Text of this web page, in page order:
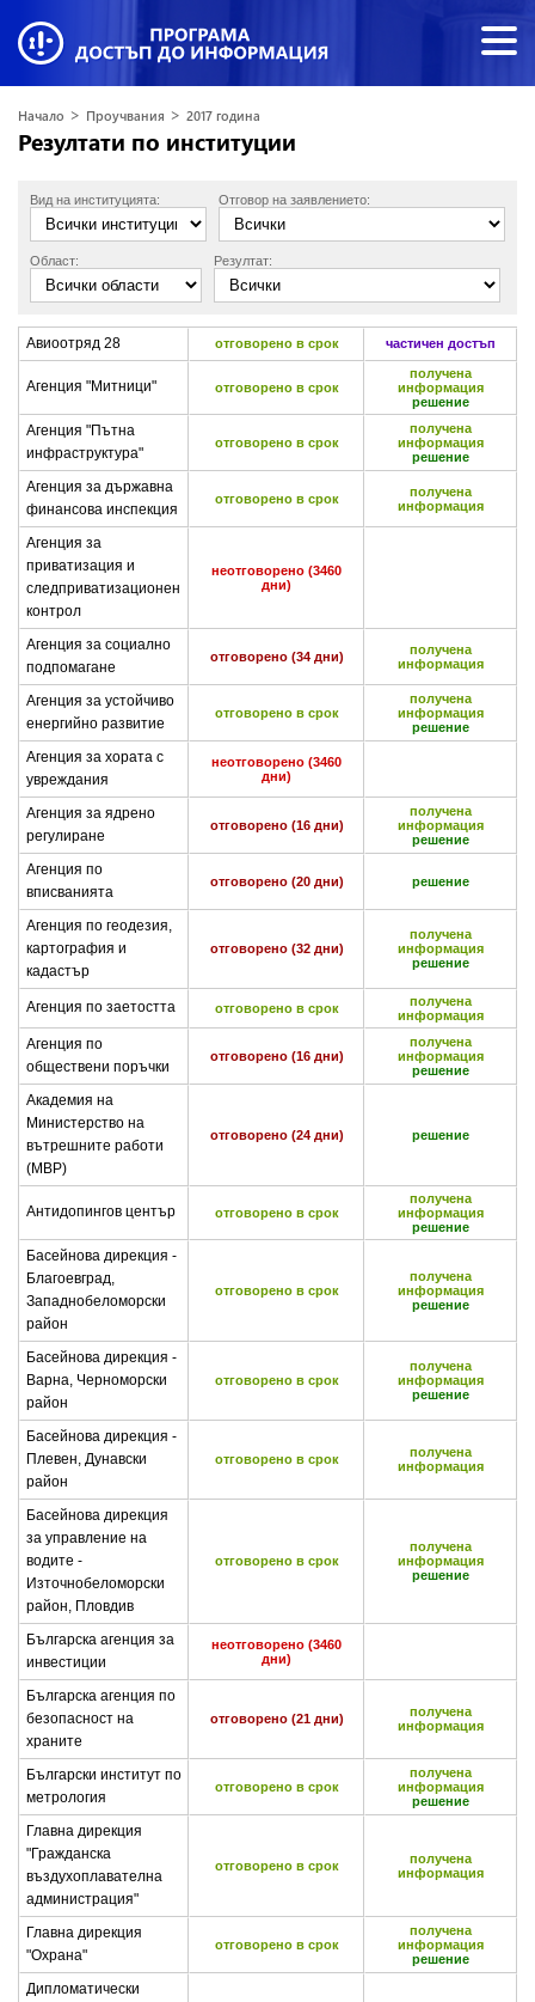
Начало > Проучвания > 2017 година
Резултати по институции
Вид на институцията: Отговор на заявлението:
Област: Резултат:
Авиоотряд 28 отговорено в срок частичен достъп
Агенция "Митници" отговорено в срок
получена
информация
решение
Агенция "Пътна
инфраструктура"
отговорено в срок
получена
информация
решение
Агенция за държавна
финансова инспекция
отговорено в срок
получена
информация
Агенция за
приватизация и
следприватизационен
контрол
неотговорено (3460
дни)
Агенция за социално
подпомагане
отговорено (34 дни)
получена
информация
Агенция за устойчиво
енергийно развитие
отговорено в срок
получена
информация
решение
Агенция за хората с
увреждания
неотговорено (3460
дни)
Агенция за ядрено
регулиране
отговорено (16 дни)
получена
информация
решение
Агенция по
вписванията
отговорено (20 дни) решение
Агенция по геодезия,
картография и
кадастър
отговорено (32 дни)
получена
информация
решение
Агенция по заетостта отговорено в срок
получена
информация
Агенция по
обществени поръчки
отговорено (16 дни)
получена
информация
решение
Академия на
Министерство на
вътрешните работи
(МВР)
отговорено (24 дни) решение
Антидопингов център отговорено в срок
получена
информация
решение
Басейнова дирекция -
Благоевград,
Западнобеломорски
район
отговорено в срок
получена
информация
решение
Басейнова дирекция -
Варна, Черноморски
район
отговорено в срок
получена
информация
решение
Басейнова дирекция -
Плевен, Дунавски
район
отговорено в срок
получена
информация
Басейнова дирекция
за управление на
водите -
Източнобеломорски
район, Пловдив
отговорено в срок
получена
информация
решение
Българска агенция за
инвестиции
неотговорено (3460
дни)
Българска агенция по
безопасност на
храните
отговорено (21 дни)
получена
информация
Български институт по
метрология
отговорено в срок
получена
информация
решение
Главна дирекция
"Гражданска
въздухоплавателна
администрация"
отговорено в срок
получена
информация
Главна дирекция
"Охрана"
отговорено в срок
получена
информация
решение
Дипломатически